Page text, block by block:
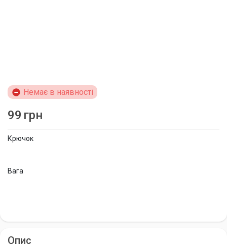
Крючок
Вага
Немає в наявності
99 грн
Опис